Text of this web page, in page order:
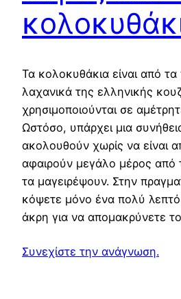
Τα κολοκυθάκια είναι από
λαχανικά της ελληνικής
χρησιμοποιούνται σε
Ωστόσο, υπάρχει μια
ακολουθούν χωρίς να είναι
αφαιρούν μεγάλο μέρος από
τα μαγειρέψουν. Στην
κόψετε μόνο ένα πολύ
άκρη για να απομακρύνετε
Συνεχίστε την ανάγνωση.